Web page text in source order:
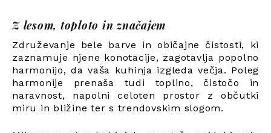
Z lesom, toploto in značajem
Združevanje bele barve in običajne čistosti, ki
zaznamuje njene konotacije, zagotavlja popolno
harmonijo, da vaša kuhinja izgleda večja. Poleg
harmonije prenaša tudi toplino, čistočo in
naravnost, napolni celoten prostor z občutki
miru in bližine ter s trendovskim slogom.